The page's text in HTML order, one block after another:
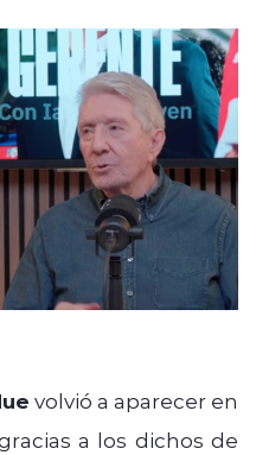
volvió a aparecer en
a los dichos de